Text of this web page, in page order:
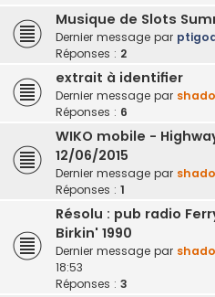
Musique de Slots
Dernier message par
Réponses : 2
extrait à identifier
Dernier message par
Réponses : 6
WIKO mobile -
12/06/2015
Dernier message par
Réponses : 1
Résolu : pub radio
Birkin' 1990
Dernier message par
18:53
Réponses : 3